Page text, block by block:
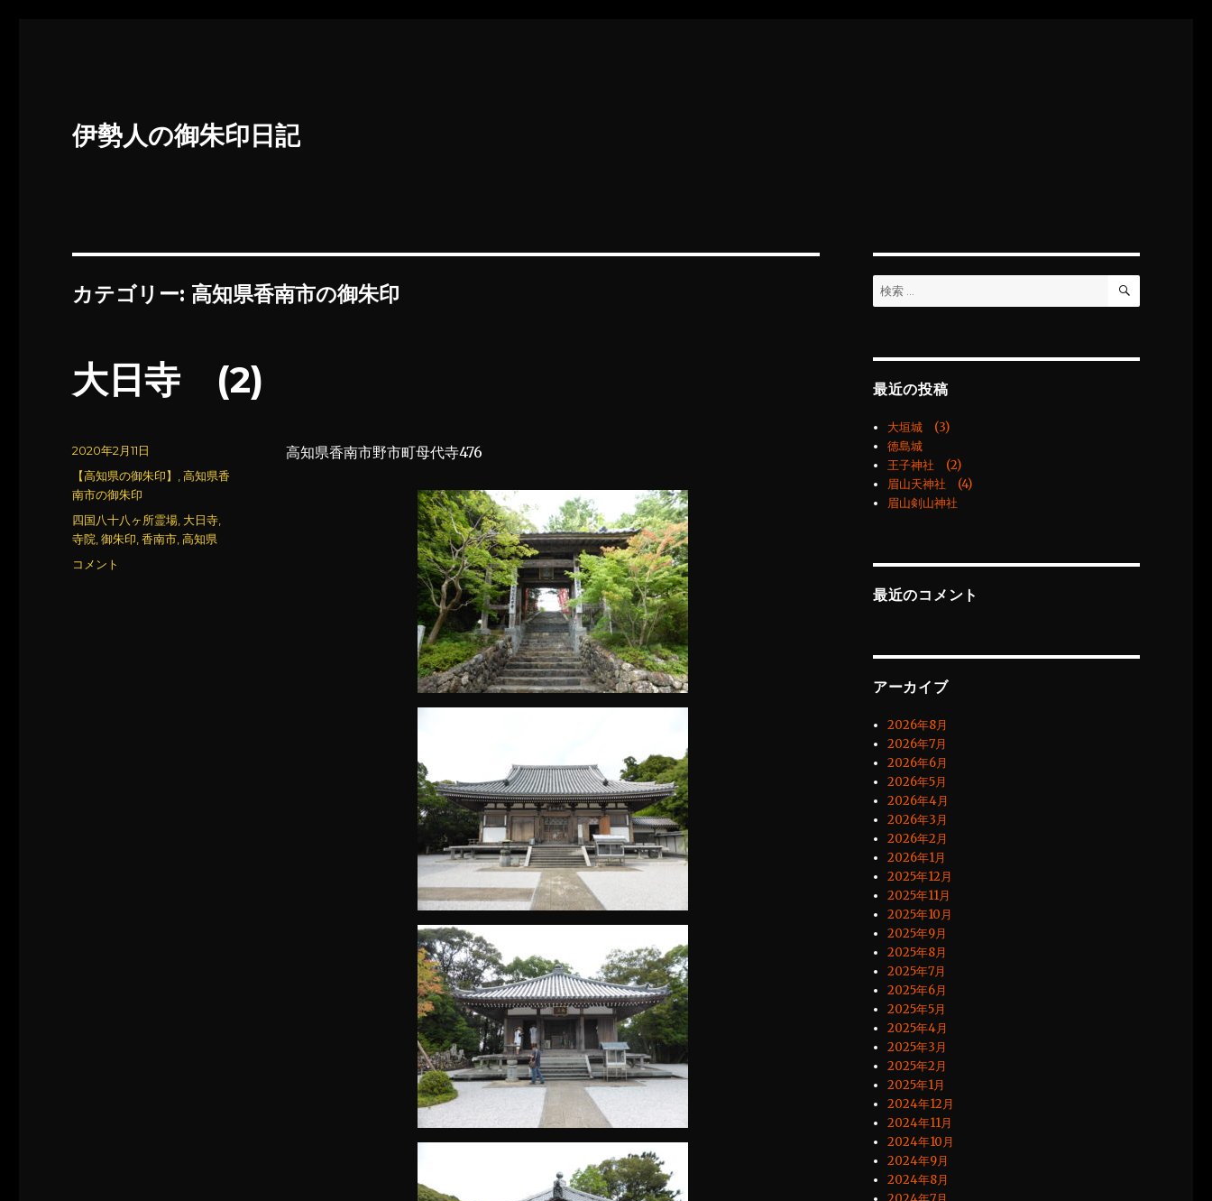
伊勢人の御朱印日記
カテゴリー: 高知県香南市の御朱印
大日寺 (2)
高知県香南市野市町母代寺476
投
稿
日:
2020年2月11日
カ
テ
ゴ
リ
【高知県の御朱印】 ,高知県香
南市の御朱印
タ
グ
四国八十八ヶ所霊場 大日寺
寺院 ,御朱印 ,香南市 ,高知県
大
コメント
検
索:
検
最近の投稿
大垣城 (3)
徳島城
王子神社 (2)
眉山天神社 (4)
眉山剣山神社
最近のコメント
アーカイブ
2026年8月
2026年7月
2026年6月
2026年5月
2026年4月
2026年3月
2026年2月
2026年1月
2025年12月
2025年11月
2025年10月
2025年9月
2025年8月
2025年7月
2025年6月
2025年5月
2025年4月
2025年3月
2025年2月
2025年1月
2024年12月
2024年11月
2024年10月
2024年9月
2024年8月